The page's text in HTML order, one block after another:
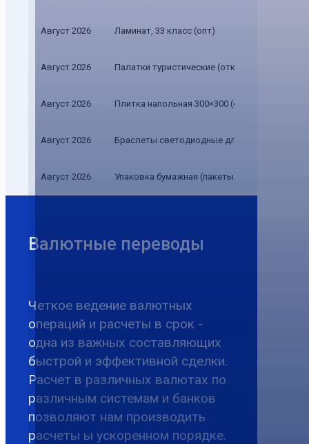
Август 2026 Ламинат, 33 класс (опт)
Август 2026 Палатки туристические (открытая и
Август 2026 Плитка напольная 300×300 (опт)
Август 2026 Браслеты светодиодные для детей (опт)
Август 2026 Упаковка бумажная (пакеты, коробки) (опт)
Валютные переводы
Четкое ведение валютных
операций и расчеты в срок -
одна из важных составляющих
быстрой и эффективной сделки.
Расчет в различных валютах по
различным системам и банков
позволяют нам производить
расчеты ы ускоренном порядке.